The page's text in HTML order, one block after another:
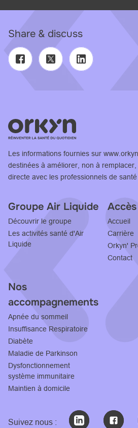
Share & discuss
Les informations fournies sur
destinées à améliorer, non à
directe avec les professionnels de santé
Groupe Air Liquide
Découvrir le groupe
Les activités santé d'Air
Liquide
Accueil
Carrière
Orkyn'
Contact
Nos
accompagnements
Apnée du sommeil
Insuffisance Respiratoire
Diabète
Maladie de Parkinson
Dysfonctionnement
système immunitaire
Maintien à domicile
Suivez nous :